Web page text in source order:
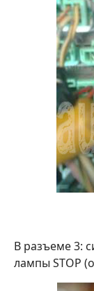
В разъеме 3:
лампы STOP